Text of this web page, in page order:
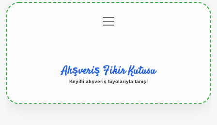
menüyü
aç
Alışveriş Fikir Kutusu
Keyifli alışveriş tüyolarıyla tanış!